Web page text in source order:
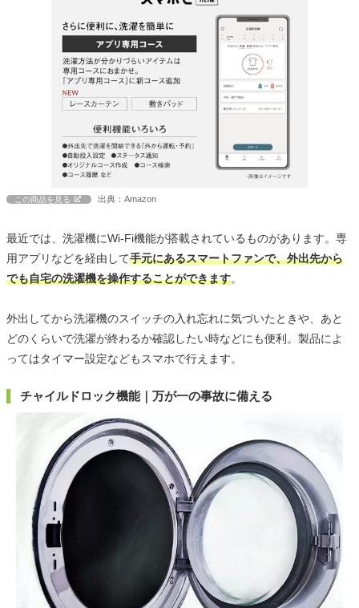
この商品を見る 出典：Amazon
最近では、洗濯機にWi-Fi機能が搭載されているものがあります。専
用アプリなどを経由して手元にあるスマートファンで、外出先から
でも自宅の洗濯機を操作することができます。
外出してから洗濯機のスイッチの入れ忘れに気づいたときや、あと
どのくらいで洗濯が終わるか確認したい時などにも便利。製品によ
ってはタイマー設定などもスマホで行えます。
チャイルドロック機能｜万が一の事故に備える